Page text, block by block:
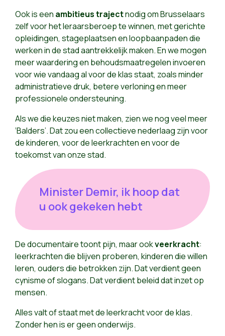
Ook is een ambitieus trajectnodig om Brusselaars
zelf voor het leraarsberoep te winnen, met gerichte
opleidingen, stageplaatsen en loopbaanpaden die
werken in de stad aantrekkelijk maken. En we mogen
meer waardering en behoudsmaatregelen invoeren
voor wie vandaag al voor de klas staat, zoals minder
administratieve druk, betere verloning en meer
professionele ondersteuning.
Als we die keuzes niet maken, zien we nog veel meer
‘Balders’. Dat zou een collectieve nederlaag zijn voor
de kinderen, voor de leerkrachten en voor de
toekomst van onze stad.
Minister Demir, ik hoop dat
u ook gekeken hebt
De documentaire toont pijn, maar ookveerkracht:
leerkrachten die blijven proberen, kinderen die willen
leren, ouders die betrokken zijn. Dat verdient geen
cynisme of slogans. Dat verdient beleid dat inzet op
mensen.
Alles valt of staat met de leerkracht voor de klas.
Zonder hen is er geen onderwijs.